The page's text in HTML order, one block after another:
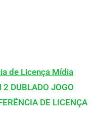
de Licença Mídia
2 DUBLADO JOGO
DE LICENÇA